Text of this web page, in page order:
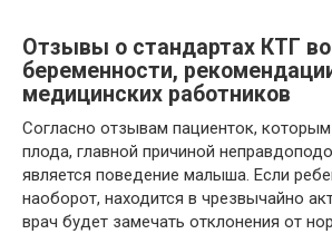
Отзывы о стандартах КТГ
беременности,
медицинских работников
Согласно отзывам пациенток,
плода, главной причиной
является поведение малыша. Если
наоборот, находится в чрезвычайно
врач будет замечать отклонения от